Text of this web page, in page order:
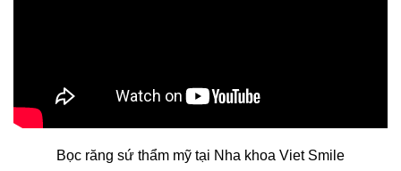
Bọc răng sứ thẩm mỹ tại Nha khoa Viet Smile